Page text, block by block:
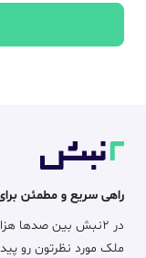
راهی سریع و مطمئن
در ۲نبش بین صدها
ملک مورد نظرتون رو